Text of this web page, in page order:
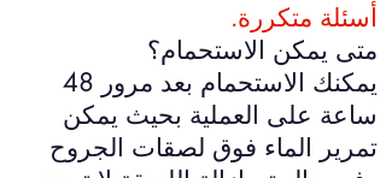
أسئلة متكررة.
متى يمكن الاستحمام؟
يمكنك الاستحمام بعد مرور 48
ساعة على العملية بحيث يمكن
تمرير الماء فوق لصقات الجروح